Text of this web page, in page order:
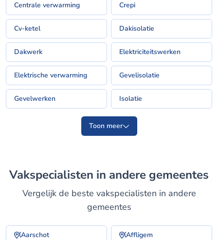
Centrale verwarming Crepi
Cv-ketel Dakisolatie
Dakwerk Elektriciteitswerken
Elektrische verwarming Gevelisolatie
Gevelwerken Isolatie
Toon meer
Vakspecialisten in andere gemeentes
Vergelijk de beste vakspecialisten in andere
gemeentes
Aarschot Affligem